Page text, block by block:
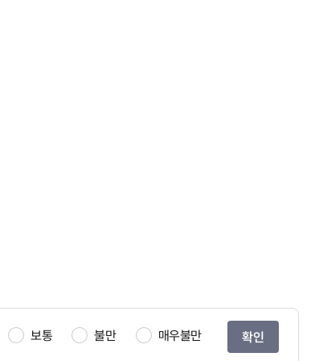
보통 불만 매우불만